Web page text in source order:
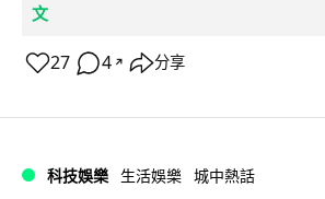
文
27 4 ↗ 分享
科技娛樂 生活娛樂 城中熱話